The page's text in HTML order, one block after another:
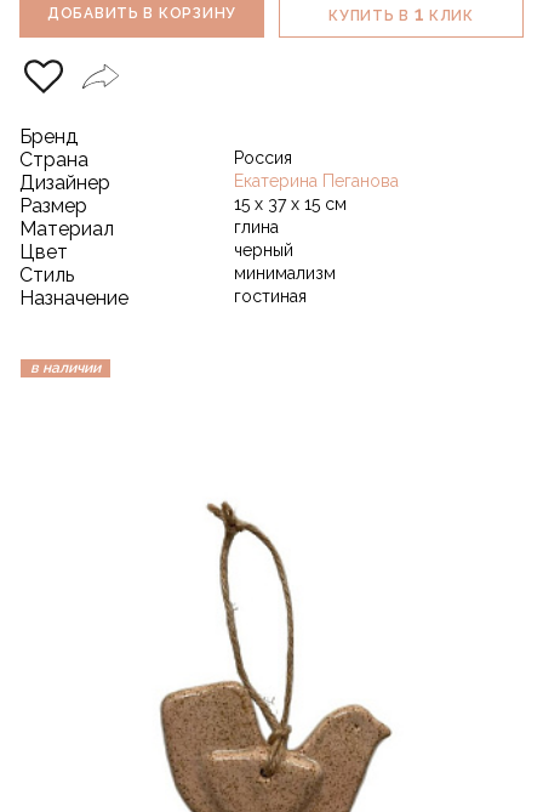
ДОБАВИТЬ В КОРЗИНУ КУПИТЬ В 1 КЛИК
Бренд
Страна
Россия
Дизайнер Екатерина Пеганова
Размер 15 х 37 х 15 см
Материал глина
Цвет черный
Стиль минимализм
Назначение гостиная
в наличии